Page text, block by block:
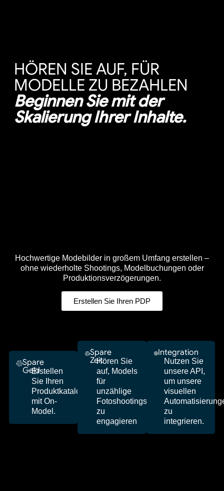
HÖREN SIE AUF, FÜR
MODELLE ZU BEZAHLEN
Beginnen Sie mit der
Skalierung Ihrer Inhalte.
Hochwertige Modebilder in großem Umfang erstellen –
ohne wiederholte Shootings, Modelbuchungen oder
Produktionsverzögerungen.
Erstellen Sie Ihren PDP
Spare
GeldErstellen
Sie Ihren
Produktkatalog
mit On-
Model.
Spare
ZeitHören Sie
auf, Models
für
unzählige
Fotoshootings
zu
engagieren
Integration
Nutzen Sie
unsere API,
um unsere
visuellen
zu
integrieren.